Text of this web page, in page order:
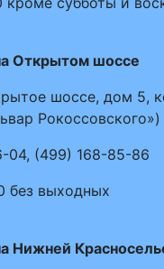
Открытом шоссе
шоссе, дом 5,
Рокоссовского»)
04, (499) 168-85-86
без выходных
Нижней